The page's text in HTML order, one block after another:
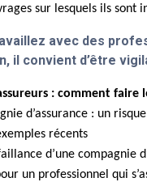
sur lesquels ils sont
avec des
il convient d’être
: comment faire
d’assurance : un
récents
d’une compagnie
un professionnel qui